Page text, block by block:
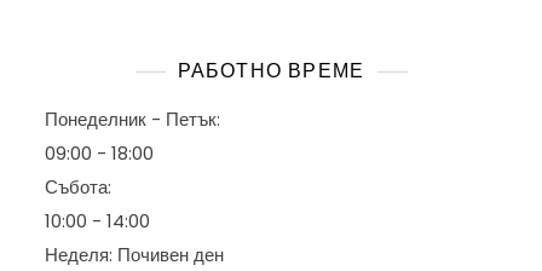
РАБОТНО ВРЕМЕ
Понеделник - Петък:
09:00 - 18:00
Събота:
10:00 - 14:00
Неделя: Почивен ден